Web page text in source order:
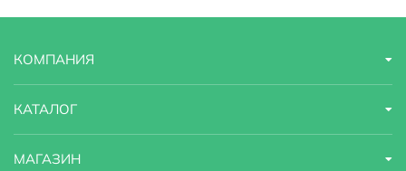
КОМПАНИЯ
КАТАЛОГ
МАГАЗИН